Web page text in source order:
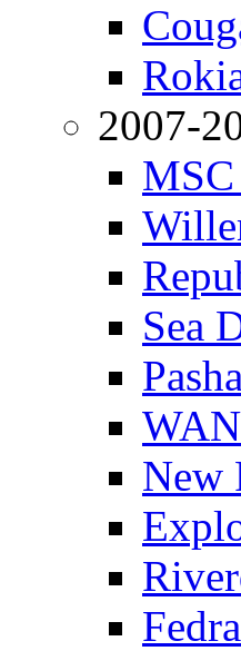
2007-
Sea
New